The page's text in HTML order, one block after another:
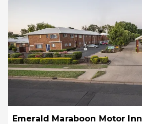
Emerald Maraboon Motor Inn